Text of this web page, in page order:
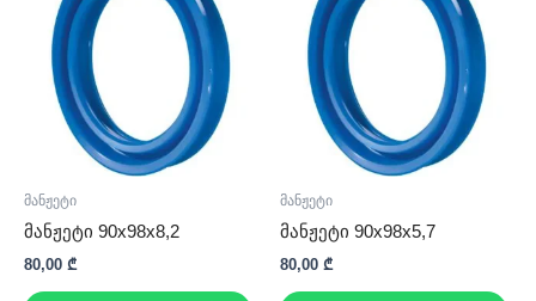
მანჟეტი
მანჟეტი 90x98x8,2
80,00 ₾
მანჟეტი
მანჟეტი 90x98x5,7
80,00 ₾